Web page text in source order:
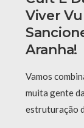
Viver
Aranha!
Vamos
muita gente
estruturação